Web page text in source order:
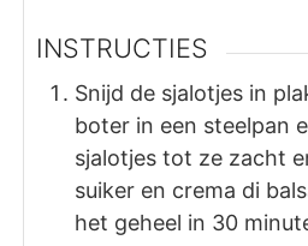
INSTRUCTIES
Snijd de sjalotjes in
boter in een steelpan
sjalotjes tot ze zacht
suiker en crema di
het geheel in 30